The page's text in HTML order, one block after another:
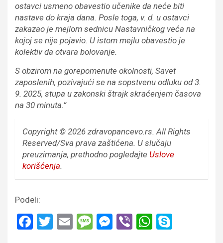
ostavci usmeno obavestio učenike da neće biti
nastave do kraja dana. Posle toga, v. d. u ostavci
zakazao je mejlom sednicu Nastavničkog veća na
kojoj se nije pojavio. U istom mejlu obavestio je
kolektiv da otvara bolovanje.
S obzirom na gorepomenute okolnosti, Savet
zaposlenih, pozivajući se na sopstvenu odluku od 3.
9. 2025, stupa u zakonski štrajk skraćenjem časova
na 30 minuta.”
Copyright © 2026 zdravopancevo.rs. All Rights
Reserved/Sva prava zaštićena. U slučaju
preuzimanja, prethodno pogledajte Uslove
korišćenja.
Podeli:
F
T
E
M M Vi W